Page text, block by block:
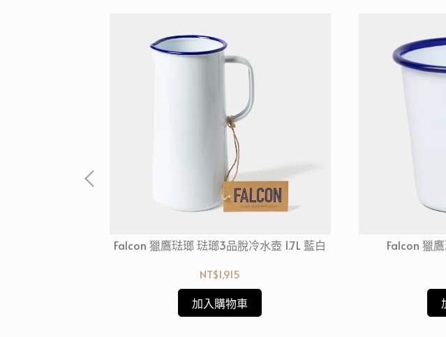
Falcon 獵鷹琺瑯 琺瑯3品脫冷水壺 1.7L 藍白
NT$1,915
加入購物車
Falcon 獵